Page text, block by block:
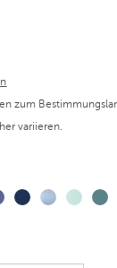
zum
variieren.